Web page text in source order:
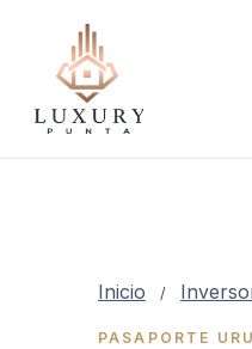
Inicio /
PASAPORTE